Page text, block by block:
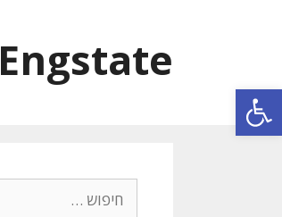
פתח סרגל נגישות
Engstate